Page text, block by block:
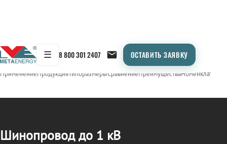
☰ 8 800 301 2407 ОСТАВИТЬ ЗАЯВКУ
← Продукция/ШИНОПРОВОД
ПрименениеПродукцияТипоразмерыСравнениеПреимуществаНоменклатура
Шинопровод до 1 кВ